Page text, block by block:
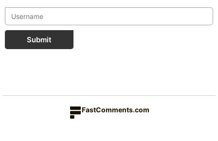
Submit
FastComments.com